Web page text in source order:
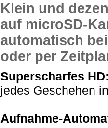
Klein und
auf microSD-
automatisch
oder per
Superscharfes
jedes Geschehen
Aufnahme-